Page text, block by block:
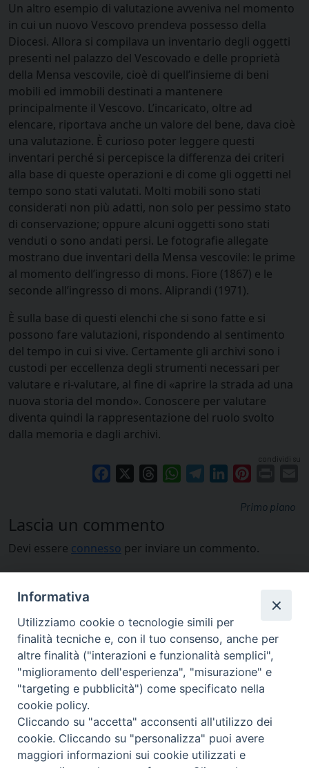
Un altro esempio di valutazione avveniva nel momento
in cui un nuovo Vescovo prendeva possesso della
Diocesi. Allora si compilava un inventario degli oggetti
presenti nel palazzo del Vescovado e delle proprietà
della Mensa vescovile, cioè di quell’insieme di beni
mobili ed immobili destinati a mantenere
principalmente il Vescovo. L’incaricato, oltre ad
elencare, riportava anche un valore del bene, dava cioè
una valutazione. È curioso poter leggere questi
inventari perché si percepisce la differenza dei criteri
alla base di queste operazioni e di come gli oggetti nel
tempo sono stati valutati. Molti mobili sono stati
considerati non più adatti, non solo per pessimo stato
di conservazione; oppure alcuni oggetti sono stati
venduti o sono andati persi. Le fotografie allegate
mostrano due inventari della Mensa vescovile: le prime
al momento dell’ingresso di mons. Fiore (1867) e le
seconde all’ingresso di mons. Aliprandi (1971).
È sulla base di questi elenchi che si sono fatte e si
possono fare valutazioni, rispondendo al sentimento
del tempo in cui si vive. Certamente gli archivi sono i
custodi per eccellenza degli strumenti necessari per
valutare e ri-valutare, al fine di «aprire la strada ad una
nuova storia del mondo». Conoscere per valutare
diventa quindi la rappresentazione del ruolo svolto
dalla memoria e dagli archivi.
condividi su
Facebook ThreadsWhatsAppTelegramLinkedIn
Primo piano
Lascia un commento
Devi essere connesso per inviare un commento.
via Amedeo Rossi, 28 - 12100 Cuneo
segreteriagenerale@diocesicuneofossano.it
Informativa
Utilizziamo cookie o tecnologie simili per
finalità tecniche e, con il tuo consenso, anche per
altre finalità ("interazioni e funzionalità semplici",
"miglioramento dell'esperienza", "misurazione" e
"targeting e pubblicità") come specificato nella
cookie policy.
Cliccando su "accetta" acconsenti all'utilizzo dei
cookie. Cliccando su "personalizza" puoi avere
maggiori informazioni sui cookie utilizzati e